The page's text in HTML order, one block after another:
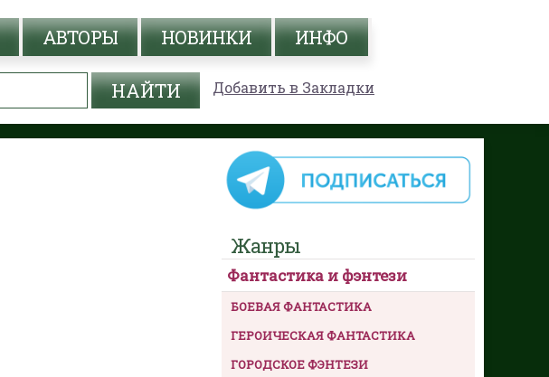
АВТОРЫ НОВИНКИ ИНФО
Добавить в Закладки
Жанры
Фантастика и фэнтези
БОЕВАЯ ФАНТАСТИКА
ГЕРОИЧЕСКАЯ ФАНТАСТИКА
ГОРОДСКОЕ ФЭНТЕЗИ